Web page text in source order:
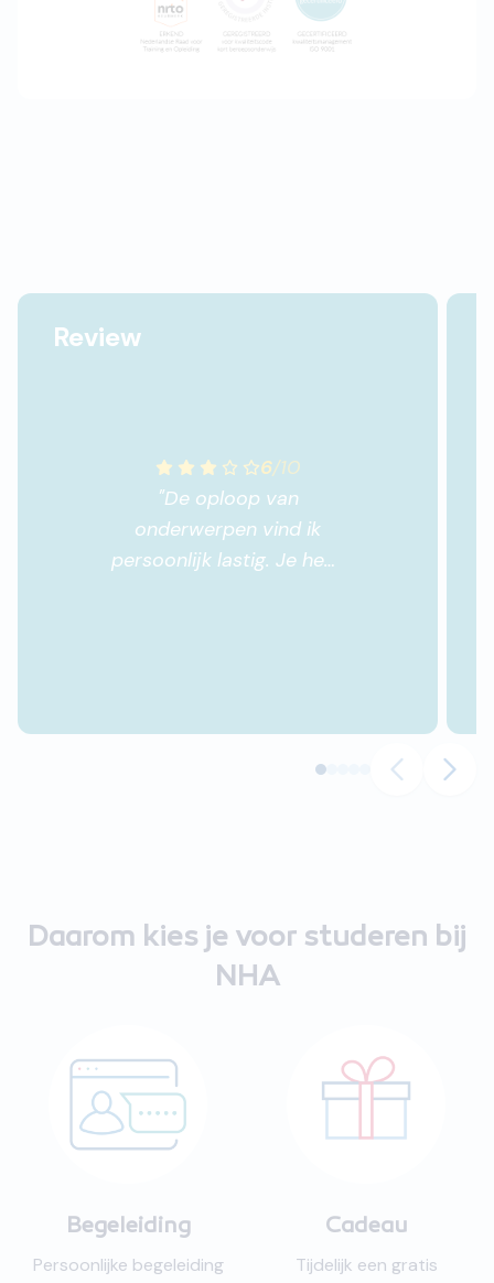
Review
6/10
"De oploop van
onderwerpen vind ik
persoonlijk lastig. Je hebt
Daarom kies je voor studeren bij
NHA
Begeleiding
Persoonlijke begeleiding
Cadeau
Tijdelijk een gratis